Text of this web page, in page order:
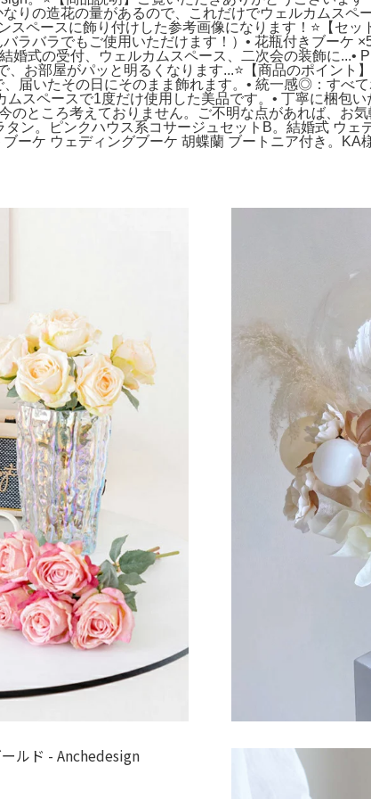
りの造花の量があるので、これだけでウェルカムスペ
ペースに飾り付けした参考画像になります！⭐️【セ
ラバラでもご使用いただけます！）• 花瓶付きブー
婚式の受付、ウェルカムスペース、二次会の装飾に
お部屋がパッと明るくなります...⭐️【商品のポイント
届いたその日にそのまま飾れます。• 統一感◎：すべ
ムスペースで1度だけ使用した美品です。• 丁寧に梱包
のところ考えておりません。ご不明な点があれば、お
ン。ピンクハウス系コサージュセットB。結婚式 ウェ
ーケ ウェディングブーケ 胡蝶蘭 ブートニア付き。